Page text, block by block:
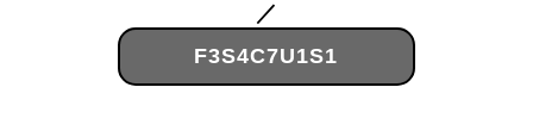
／
F3S4C7U1S1